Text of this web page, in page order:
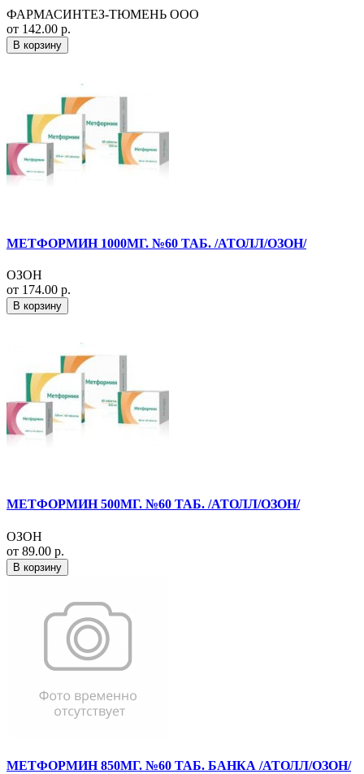
ФАРМАСИНТЕЗ-ТЮМЕНЬ ООО
от 142.00 р.
В корзину
МЕТФОРМИН 1000МГ. №60 ТАБ. /АТОЛЛ/ОЗОН/
ОЗОН
от 174.00 р.
В корзину
МЕТФОРМИН 500МГ. №60 ТАБ. /АТОЛЛ/ОЗОН/
ОЗОН
от 89.00 р.
В корзину
МЕТФОРМИН 850МГ. №60 ТАБ. БАНКА /АТОЛЛ/ОЗОН/